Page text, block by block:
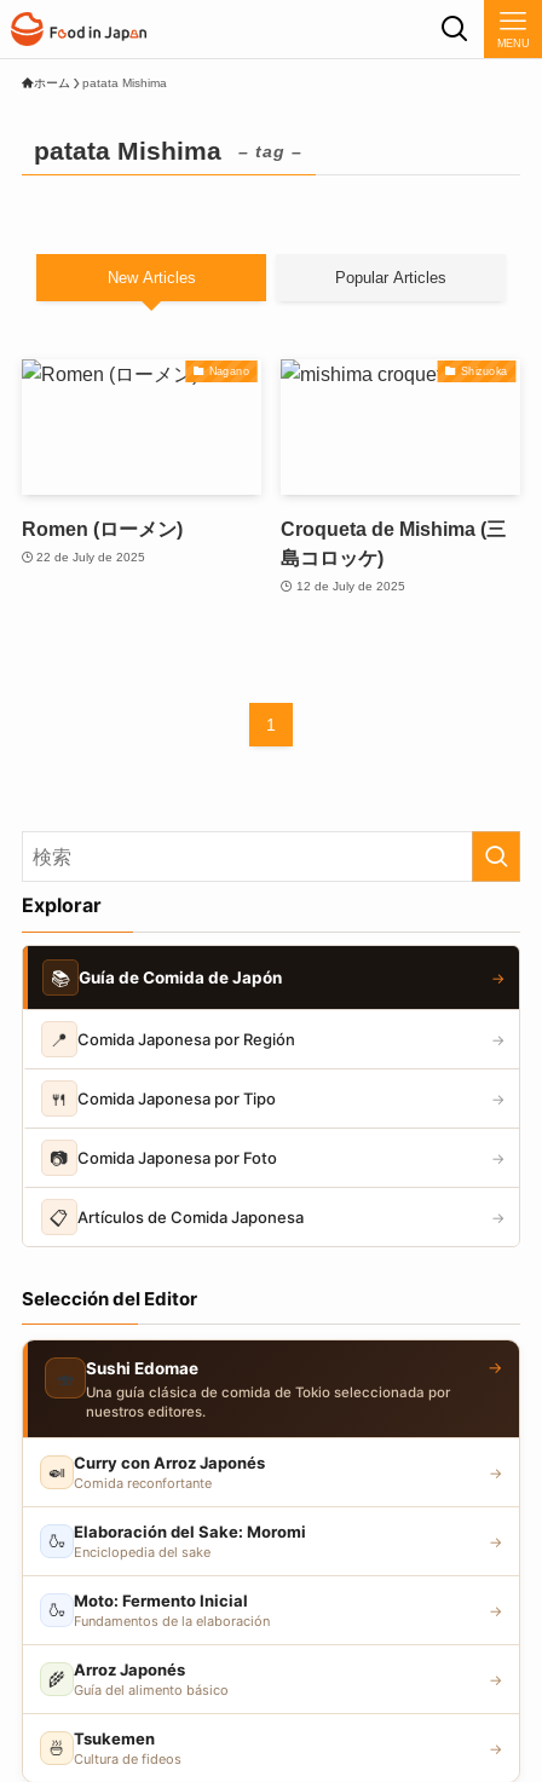
MENU
ホーム patata Mishima
patata Mishima – tag –
New Articles Popular Articles
Nagano
Romen (ローメン)
22 de July de 2025
Shizuoka
Croqueta de Mishima (三
島コロッケ)
12 de July de 2025
1
Explorar
📚 Guía de Comida de Japón →
📍 Comida Japonesa por Región →
🍴 Comida Japonesa por Tipo →
📷 Comida Japonesa por Foto →
📋 Artículos de Comida Japonesa →
Selección del Editor
🍣 Sushi Edomae
Una guía clásica de comida de Tokio seleccionada por
nuestros editores.
→
🍛 Curry con Arroz Japonés
Comida reconfortante
→
🍶 Elaboración del Sake: Moromi
Enciclopedia del sake
→
🍶 Moto: Fermento Inicial
Fundamentos de la elaboración
→
🌾 Arroz Japonés
Guía del alimento básico
→
🍜 Tsukemen
Cultura de fideos
→